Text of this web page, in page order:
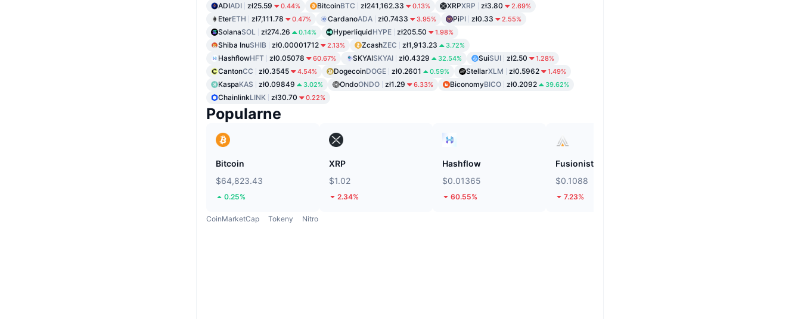
ADIADI zł25.59 0.44% BitcoinBTC zł241,162.33 0.13% XRPXRP zł3.80 2.69%
EterETH zł7,111.78 0.47% CardanoADA zł0.7433 3.95% PiPI zł0.33 2.55%
SolanaSOL zł274.26 0.14% HyperliquidHYPE zł205.50 1.98%
Shiba InuSHIB zł0.00001712 2.13% ZcashZEC zł1,913.23 3.72%
HashflowHFT zł0.05078 60.67% SKYAISKYAI zł0.4329 32.54% SuiSUI zł2.50 1.28%
CantonCC zł0.3545 4.54% DogecoinDOGE zł0.2601 0.59% StellarXLM zł0.5962 1.49%
KaspaKAS zł0.09849 3.02% OndoONDO zł1.29 6.33% BiconomyBICO zł0.2092 39.62%
ChainlinkLINK zł30.70 0.22%
Popularne
Bitcoin
$64,823.43
0.25%
XRP
$1.02
2.34%
Hashflow
$0.01365
60.55%
Fusionist
$0.1088
7.23%
CoinMarketCap Tokeny Nitro